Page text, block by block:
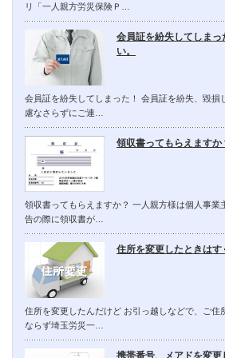
リ「一人親方労災保険Ｐ…
会員証を紛失してしまっ
い。
会員証を紛失してしまった！ 会員証を紛失、毀損
慮なさらずにご連…
領収書ってもらえますか
領収書ってもらえますか？ 一人親方様は個人事業
告の際に領収書が…
住所を変更したときは
住所を変更したんだけど お引っ越しなどで、ご住
ならず埼玉労災一…
携帯番号、メアドを変更